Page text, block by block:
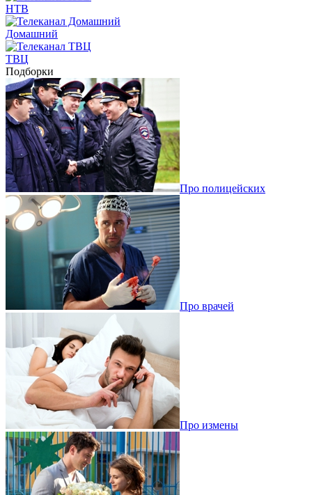
НТВ
Домашний
ТВЦ
Подборки
Про полицейских
Про врачей
Про измены